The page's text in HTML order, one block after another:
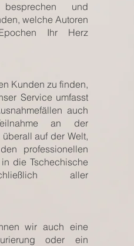
und
welche Autoren
Ihr Herz
Kunden zu finden,
Service umfasst
auch
an der
auf der Welt,
professionellen
die Tschechische
aller
wir auch eine
oder ein